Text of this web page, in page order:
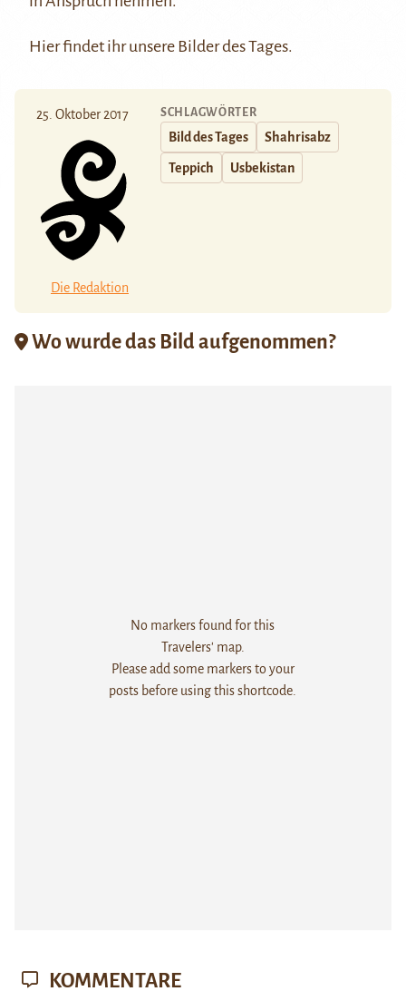
Hierfindet ihr unsere Bilder des Tages.
25. Oktober 2017
Die Redaktion
SCHLAGWÖRTER
Bild des Tages Shahrisabz
Teppich Usbekistan
Wo wurde das Bild aufgenommen?
No markers found for this
Travelers' map.
Please add some markers to your
posts before using this shortcode.
KOMMENTARE